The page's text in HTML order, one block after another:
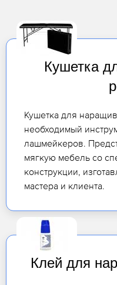
Кушетка
Кушетка для
необходимый
лашмейкеров.
мягкую мебель со
конструкции,
мастера и клиента.
Клей для